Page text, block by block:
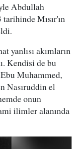
Abdullah
Mısır'ın
yanlısı akımların
Kendisi de bu
Muhammed,
Nasıruddin el
onun
ilimler alanında